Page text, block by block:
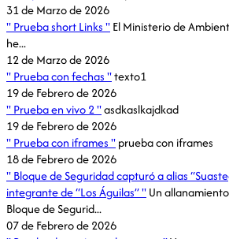
31 de Marzo de 2026
Prueba short Links
El Ministerio de
he...
12 de Marzo de 2026
Prueba con fechas
texto1
19 de Febrero de 2026
Prueba en vivo 2 asdkaslkajdkad
19 de Febrero de 2026
Prueba con iframes
prueba con iframes
18 de Febrero de 2026
Bloque de Seguridad capturó a alias
integrante de “Los Águilas”
Un
Bloque de Segurid...
07 de Febrero de 2026